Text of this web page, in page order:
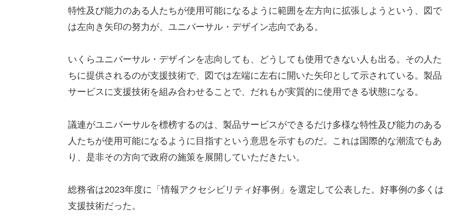
特性及び能力のある人たちが使用可能になるように範囲を左方向に拡張しようという、図で
は左向き矢印の努力が、ユニバーサル・デザイン志向である。
いくらユニバーサル・デザインを志向しても、どうしても使用できない人も出る。その人た
ちに提供されるのが支援技術で、図では左端に左右に開いた矢印として示されている。製品
サービスに支援技術を組み合わせることで、だれもが実質的に使用できる状態になる。
議連がユニバーサルを標榜するのは、製品サービスができるだけ多様な特性及び能力のある
人たちが使用可能になるように目指すという意思を示すものだ。これは国際的な潮流でもあ
り、是非その方向で政府の施策を展開していただきたい。
総務省は2023年度に「情報アクセシビリティ好事例」を選定して公表した。好事例の多くは
支援技術だった。